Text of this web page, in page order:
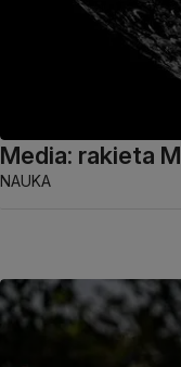
Media: rakieta
NAUKA